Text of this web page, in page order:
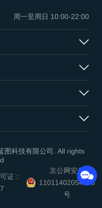
周一至周日 10:00-22:00
图科技有限公司. All rights
证：
京公网安备
11011402054503
号